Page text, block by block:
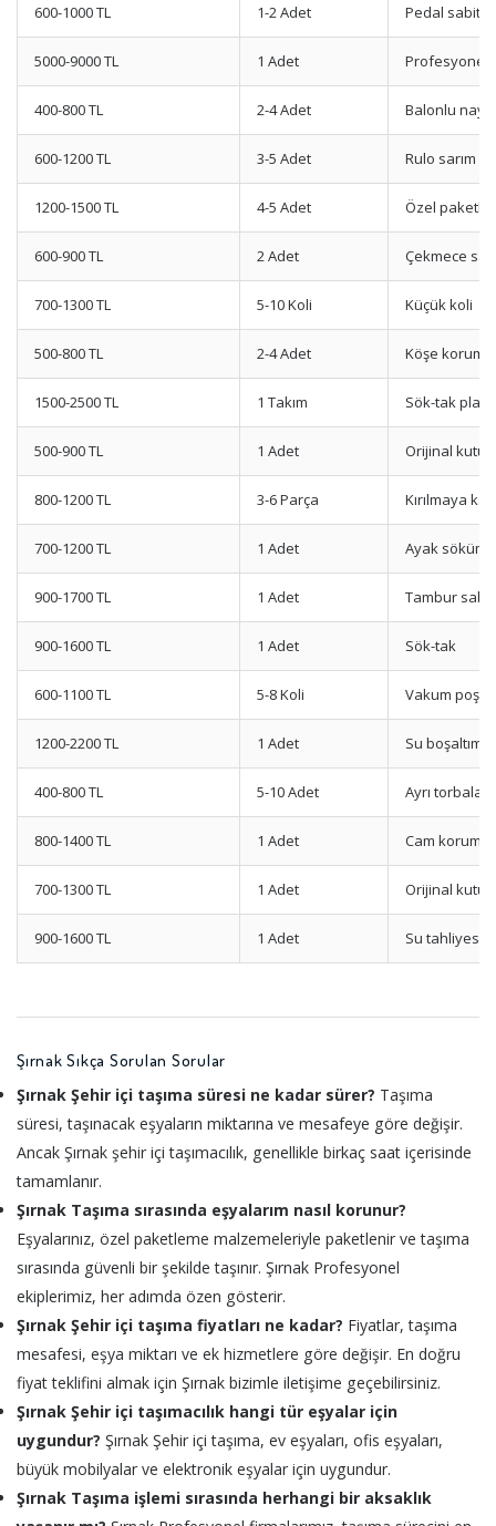
600-1000 TL 1-2 Adet Pedal
5000-9000 TL 1 Adet Profesyonel
400-800 TL 2-4 Adet Balonlu
600-1200 TL 3-5 Adet Rulo sarım
1200-1500 TL 4-5 Adet Özel
600-900 TL 2 Adet Çekmece
700-1300 TL 5-10 Koli Küçük koli
500-800 TL 2-4 Adet Köşe koruma
1500-2500 TL 1 Takım Sök-tak planı
500-900 TL 1 Adet Orijinal kutu
800-1200 TL 3-6 Parça Kırılmaya
700-1200 TL 1 Adet Ayak sökümü
900-1700 TL 1 Adet Tambur
900-1600 TL 1 Adet Sök-tak
600-1100 TL 5-8 Koli Vakum poşeti
1200-2200 TL 1 Adet Su boşaltımı
400-800 TL 5-10 Adet Ayrı
800-1400 TL 1 Adet Cam koruma
700-1300 TL 1 Adet Orijinal kutu
900-1600 TL 1 Adet Su tahliyesi
Şırnak Sıkça Sorulan Sorular
Şırnak Şehir içi taşıma süresi ne kadar sürer? Taşıma
süresi, taşınacak eşyaların miktarına ve mesafeye göre değişir.
Ancak Şırnak şehir içi taşımacılık, genellikle birkaç saat içerisinde
tamamlanır.
Şırnak Taşıma sırasında eşyalarım nasıl korunur?
Eşyalarınız, özel paketleme malzemeleriyle paketlenir ve taşıma
sırasında güvenli bir şekilde taşınır. Şırnak Profesyonel
ekiplerimiz, her adımda özen gösterir.
Şırnak Şehir içi taşıma fiyatları ne kadar? Fiyatlar, taşıma
mesafesi, eşya miktarı ve ek hizmetlere göre değişir. En doğru
fiyat teklifini almak için Şırnak bizimle iletişime geçebilirsiniz.
Şırnak Şehir içi taşımacılık hangi tür eşyalar için
uygundur? Şırnak Şehir içi taşıma, ev eşyaları, ofis eşyaları,
büyük mobilyalar ve elektronik eşyalar için uygundur.
Şırnak Taşıma işlemi sırasında herhangi bir aksaklık